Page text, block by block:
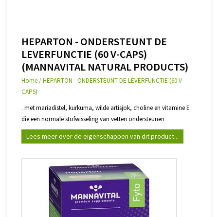
HEPARTON - ONDERSTEUNT DE
LEVERFUNCTIE (60 V-CAPS)
(MANNAVITAL NATURAL PRODUCTS)
Home /HEPARTON - ONDERSTEUNT DE LEVERFUNCTIE (60 V-
CAPS)
. met mariadistel, kurkuma, wilde artisjok, choline en vitamine E
die een normale stofwisseling van vetten ondersteunen
Lees meer over de eigenschappen van dit product...